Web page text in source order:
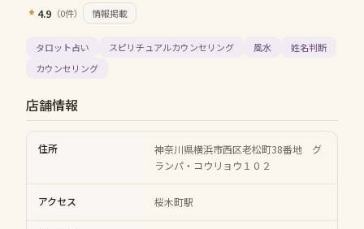
4.9 （0件） 情報掲載
タロット占い スピリチュアルカウンセリング 風水
姓名判断
カウンセリング
店舗情報
住所
神奈川県横浜市西区老松町38番地 グ
ランパ・コウリョウ１０２
アクセス 桜木町駅